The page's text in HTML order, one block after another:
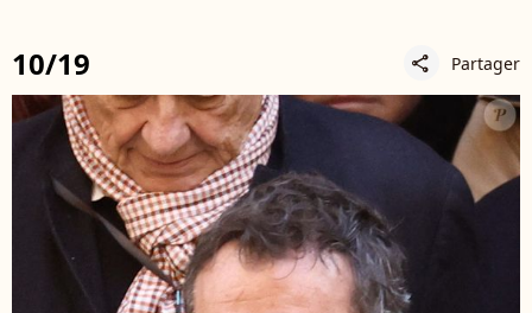
10/19 share Partager